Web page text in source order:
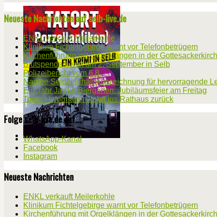
Neueste Nachrichten auf selb-live.de
ENKL verkauft Meilerkohle
Klinikum Fichtelgebirge warnt vor Telefonbetrügern
Kirchenführung mit Orgelklängen in der
Blutspendedienst am 2. September in Selb
Polizeibericht vom 6.8.
Nadine Seidel erhält Auszeichnung für hervorragende
Ein Jahr Jay'Lo Biergarten: Jubiläumsfeier am Freitag
Tourist-Information kehrt ins Rathaus zurück
Folge selb-live.de auf...
WhatsApp-Kanal
Facebook
Instagram
Neueste Nachrichten
ENKL verkauft Meilerkohle
Klinikum Fichtelgebirge warnt vor Telefonbetrügern
Kirchenführung mit Orgelklängen in der